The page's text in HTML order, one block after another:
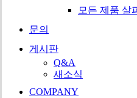
모든 제품 살
문의
게시판
Q&A
새소식
COMPANY